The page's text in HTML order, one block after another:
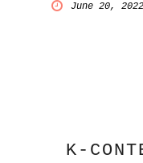
June 20, 2022
K-